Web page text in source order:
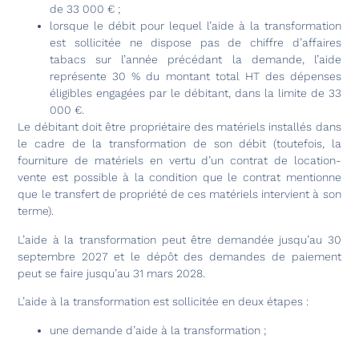
de 33 000 € ;
lorsque le débit pour lequel l’aide à la transformation
est sollicitée ne dispose pas de chiffre d’affaires
tabacs sur l’année précédant la demande, l’aide
représente 30 % du montant total HT des dépenses
éligibles engagées par le débitant, dans la limite de 33
000 €.
Le débitant doit être propriétaire des matériels installés dans
le cadre de la transformation de son débit (toutefois, la
fourniture de matériels en vertu d’un contrat de location-
vente est possible à la condition que le contrat mentionne
que le transfert de propriété de ces matériels intervient à son
terme).
L’aide à la transformation peut être demandée jusqu’au 30
septembre 2027 et le dépôt des demandes de paiement
peut se faire jusqu’au 31 mars 2028.
L’aide à la transformation est sollicitée en deux étapes :
une demande d’aide à la transformation ;